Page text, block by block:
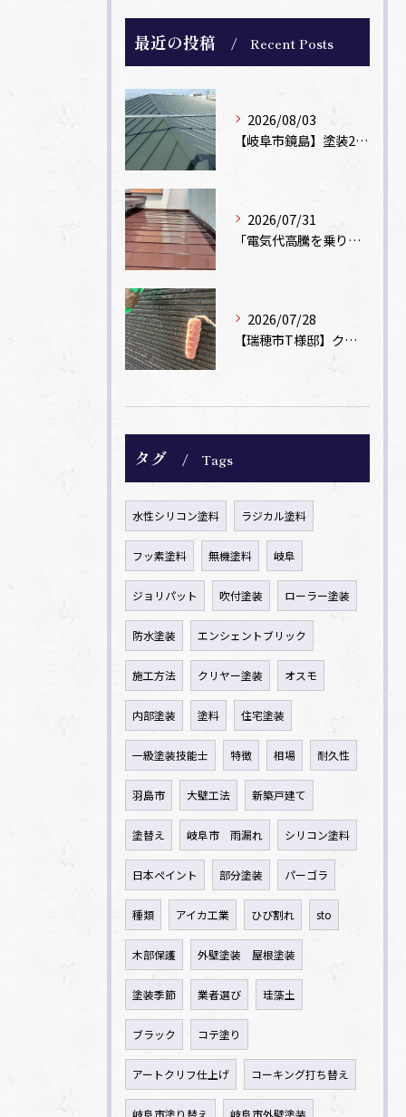
最近の投稿 Recent Posts
2026/08/03
【岐阜市鏡島】塗装2回のカラーベスト屋根をカバー工法でガルバリウム鋼板に改修！
2026/07/31
「電気代高騰を乗り切る！外壁・屋根の遮熱塗装でできる省エネ対策」
2026/07/28
【瑞穂市T様邸】クリヤー塗装とコーキング「後打ち」で新築時の美しさを再現
タグ Tags
水性シリコン塗料 ラジカル塗料
フッ素塗料 無機塗料 岐阜
ジョリパット 吹付塗装 ローラー塗装
防水塗装 エンシェントブリック
施工方法 クリヤー塗装 オスモ
内部塗装 塗料 住宅塗装
一級塗装技能士 特徴 相場 耐久性
羽島市 大壁工法 新築戸建て
塗替え 岐阜市 雨漏れ シリコン塗料
日本ペイント 部分塗装 パーゴラ
種類 アイカ工業 ひび割れ sto
木部保護 外壁塗装 屋根塗装
塗装季節 業者選び 珪藻土
ブラック コテ塗り
アートクリフ仕上げ コーキング打ち替え
岐阜市塗り替え 岐阜市外壁塗装